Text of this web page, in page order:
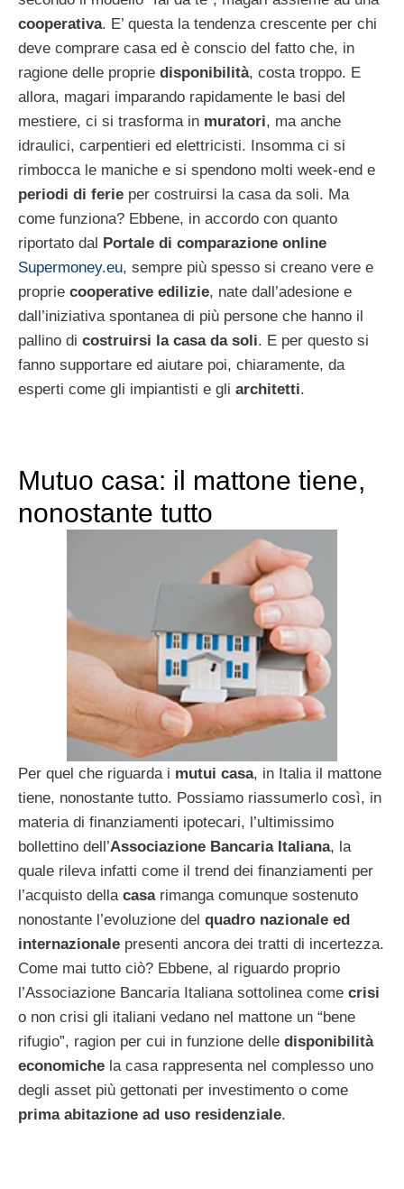
cooperativa. E’ questa la tendenza crescente per chi
deve comprare casa ed è conscio del fatto che, in
ragione delle proprie disponibilità, costa troppo. E
allora, magari imparando rapidamente le basi del
mestiere, ci si trasforma in muratori, ma anche
idraulici, carpentieri ed elettricisti. Insomma ci si
rimbocca le maniche e si spendono molti week-end e
periodi di ferie per costruirsi la casa da soli. Ma
come funziona? Ebbene, in accordo con quanto
riportato dal Portale di comparazione online
Supermoney.eu, sempre più spesso si creano vere e
proprie cooperative edilizie, nate dall’adesione e
dall’iniziativa spontanea di più persone che hanno il
pallino di costruirsi la casa da soli. E per questo si
fanno supportare ed aiutare poi, chiaramente, da
esperti come gli impiantisti e gli architetti.
Mutuo casa: il mattone tiene,
nonostante tutto
Per quel che riguarda i mutui casa, in Italia il mattone
tiene, nonostante tutto. Possiamo riassumerlo così, in
materia di finanziamenti ipotecari, l’ultimissimo
bollettino dell’Associazione Bancaria Italiana, la
quale rileva infatti come il trend dei finanziamenti per
l’acquisto della casa rimanga comunque sostenuto
nonostante l’evoluzione del quadro nazionale ed
internazionale presenti ancora dei tratti di incertezza.
Come mai tutto ciò? Ebbene, al riguardo proprio
l’Associazione Bancaria Italiana sottolinea come crisi
o non crisi gli italiani vedano nel mattone un “bene
rifugio”, ragion per cui in funzione delle disponibilità
economiche la casa rappresenta nel complesso uno
degli asset più gettonati per investimento o come
prima abitazione ad uso residenziale.